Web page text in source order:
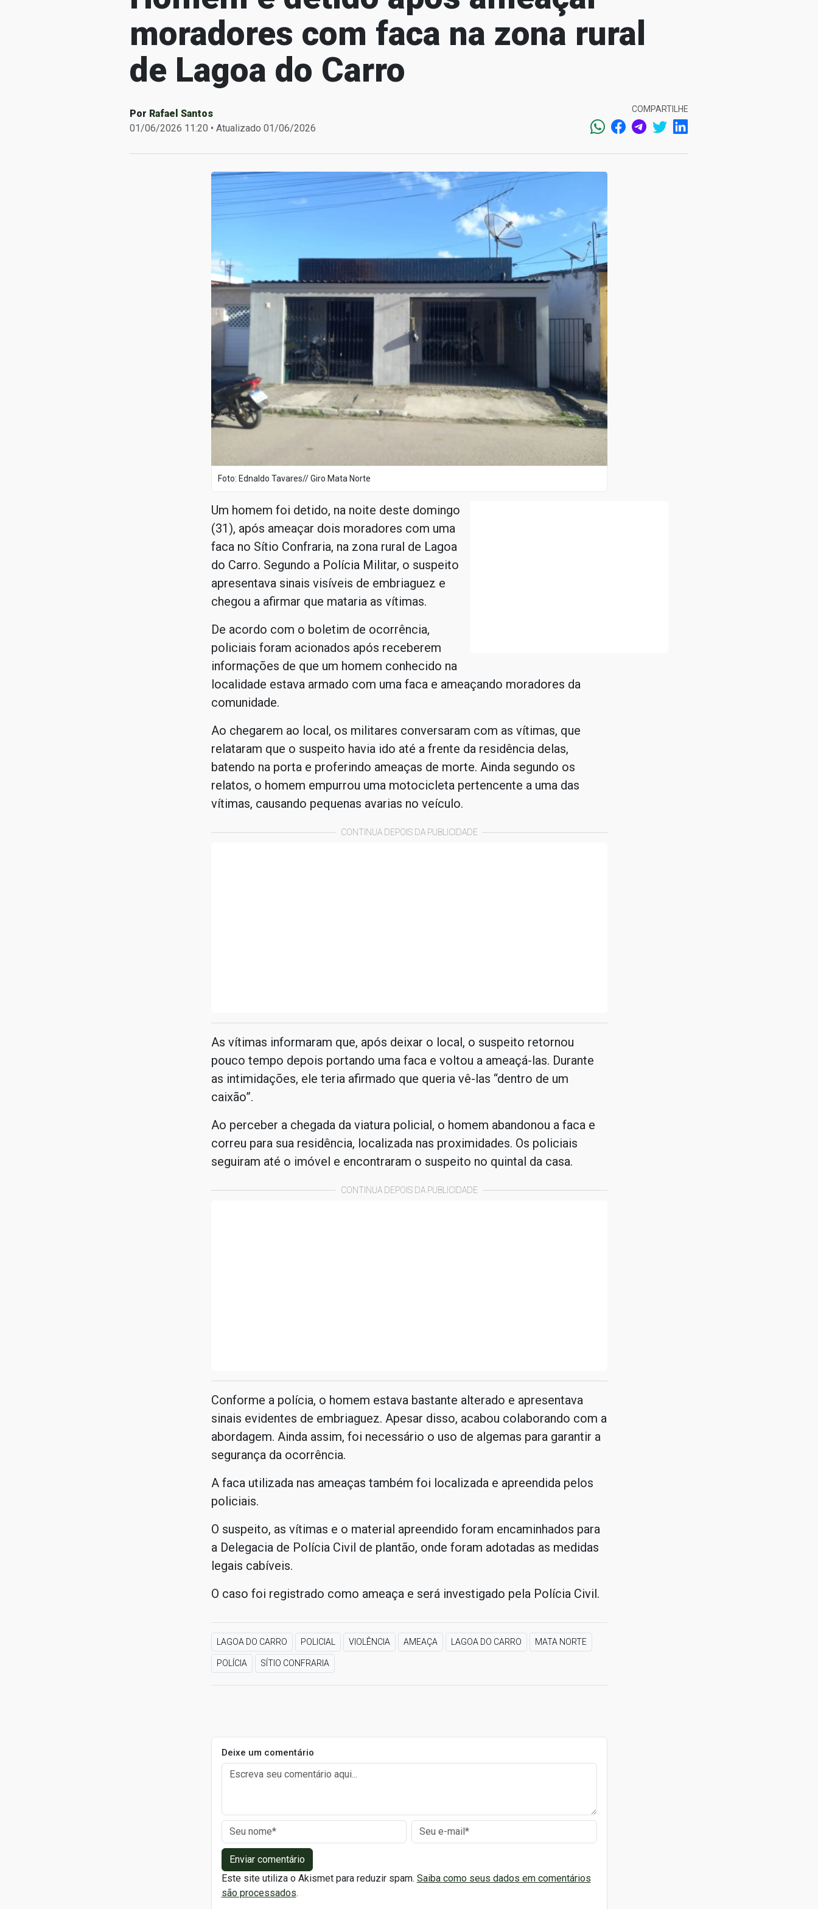
moradores com faca na zona rural
de Lagoa do Carro
Por Rafael Santos
01/06/2026 11:20 • Atualizado 01/06/2026
COMPARTILHE
Foto: Ednaldo Tavares// Giro Mata Norte
Um homem foi detido, na noite deste domingo
(31), após ameaçar dois moradores com uma
faca no Sítio Confraria, na zona rural de Lagoa
do Carro. Segundo a Polícia Militar, o suspeito
apresentava sinais visíveis de embriaguez e
chegou a afirmar que mataria as vítimas.
De acordo com o boletim de ocorrência,
policiais foram acionados após receberem
informações de que um homem conhecido na
localidade estava armado com uma faca e ameaçando moradores da
comunidade.
Ao chegarem ao local, os militares conversaram com as vítimas, que
relataram que o suspeito havia ido até a frente da residência delas,
batendo na porta e proferindo ameaças de morte. Ainda segundo os
relatos, o homem empurrou uma motocicleta pertencente a uma das
vítimas, causando pequenas avarias no veículo.
CONTINUA DEPOIS DA PUBLICIDADE
As vítimas informaram que, após deixar o local, o suspeito retornou
pouco tempo depois portando uma faca e voltou a ameaçá-las. Durante
as intimidações, ele teria afirmado que queria vê-las “dentro de um
caixão”.
Ao perceber a chegada da viatura policial, o homem abandonou a faca e
correu para sua residência, localizada nas proximidades. Os policiais
seguiram até o imóvel e encontraram o suspeito no quintal da casa.
CONTINUA DEPOIS DA PUBLICIDADE
Conforme a polícia, o homem estava bastante alterado e apresentava
sinais evidentes de embriaguez. Apesar disso, acabou colaborando com a
abordagem. Ainda assim, foi necessário o uso de algemas para garantir a
segurança da ocorrência.
A faca utilizada nas ameaças também foi localizada e apreendida pelos
policiais.
O suspeito, as vítimas e o material apreendido foram encaminhados para
a Delegacia de Polícia Civil de plantão, onde foram adotadas as medidas
legais cabíveis.
O caso foi registrado como ameaça e será investigado pela Polícia Civil.
LAGOA DO CARRO POLICIAL VIOLÊNCIA AMEAÇA LAGOA DO CARRO MATA NORTE
POLÍCIA SÍTIO CONFRARIA
Deixe um comentário
Enviar comentário
Este site utiliza o Akismet para reduzir spam. Saiba como seus dados em comentários
são processados.